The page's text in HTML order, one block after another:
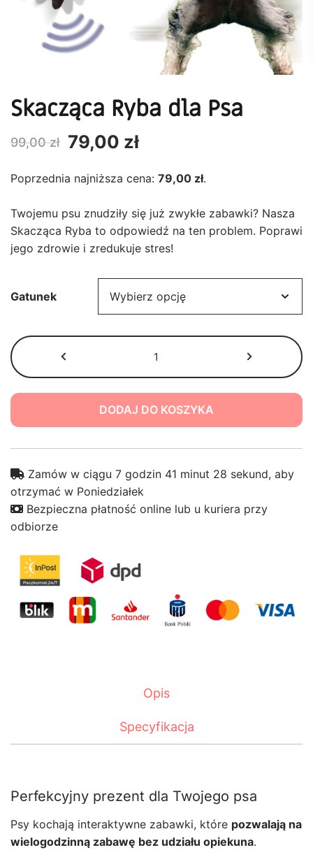
Skacząca Ryba dla Psa
99,00zł
Pierwotna
cena
99,00 zł.
79,00 złAktualna
cena
79,00 zł.
Poprzednia najniższa cena: 79,00 zł.
Twojemu psu znudziły się już zwykłe zabawki? Nasza
Skacząca Ryba to odpowiedź na ten problem. Poprawi
jego zdrowie i zredukuje stres!
Gatunek
Skacząca
Ryba
dla
Psa
Zamów w ciągu 7 godzin 41 minut 27 sekund, aby
otrzymać w Poniedziałek
Bezpieczna płatność online lub u kuriera przy
odbiorze
Opis
Specyfikacja
Perfekcyjny prezent dla Twojego psa
Psy kochają interaktywne zabawki, które pozwalają na
wielogodzinną zabawę bez udziału opiekuna.